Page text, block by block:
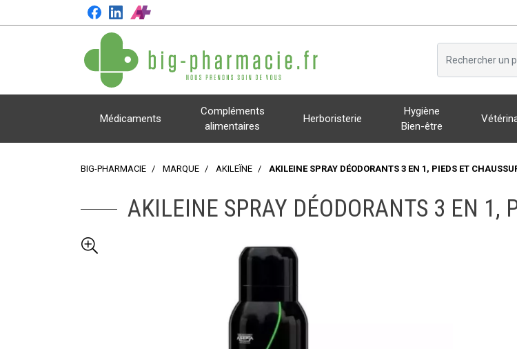
Médicaments
Compléments
alimentaires
Herboristerie
Hygiène
Bien-être
BIG-PHARMACIE MARQUE AKILEÏNE AKILEINE SPRAY DÉODORANTS 3 EN 1, PIEDS ET
AKILEINE SPRAY DÉODORANTS 3 EN 1,